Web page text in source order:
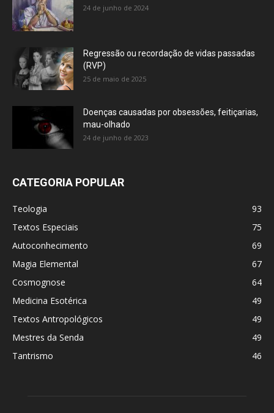
24 de junho de 2024
Regressão ou recordação de vidas passadas
(RVP)
25 de maio de 2025
Doenças causadas por obsessões, feitiçarias,
mau-olhado
24 de junho de 2023
CATEGORIA POPULAR
Teologia
93
Textos Especiais
75
Autoconhecimento
69
Magia Elemental
67
Cosmognose
64
Medicina Esotérica
49
Textos Antropológicos
49
Mestres da Senda
49
Tantrismo
46